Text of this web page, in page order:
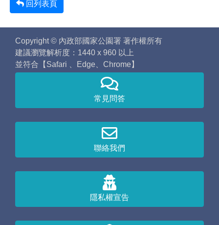
回列表頁
Copyright © 內政部國家公園署 著作權所有
建議瀏覽解析度：1440 x 960 以上
並符合【Safari 、Edge、Chrome】
常見問答
聯絡我們
隱私權宣告